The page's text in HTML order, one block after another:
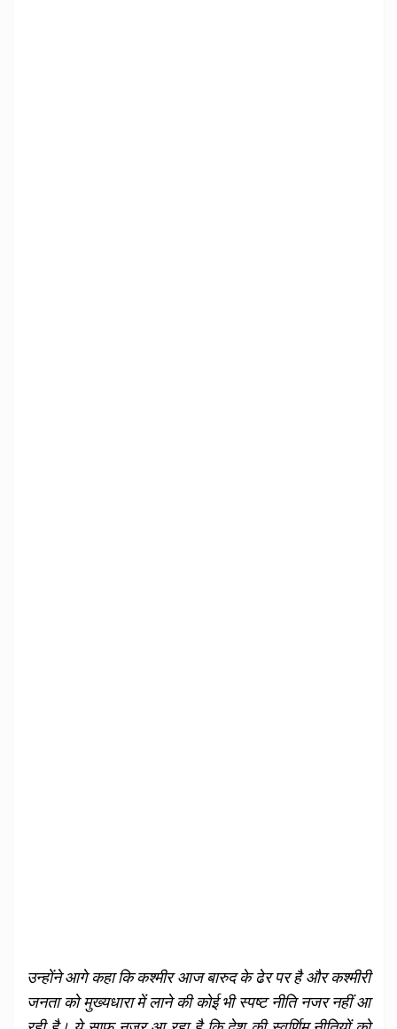
उन्होंने आगे कहा कि कश्मीर आज बारुद के ढेर पर है और कश्मीरी
जनता को मुख्यधारा में लाने की कोई भी स्पष्ट नीति नजर नहीं आ